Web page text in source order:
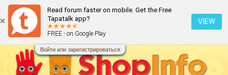
Read forum faster on mobile. Get the Free
Tapatalk app?
FREE - on Google Play
VIEW
Войти или зарегистрироваться